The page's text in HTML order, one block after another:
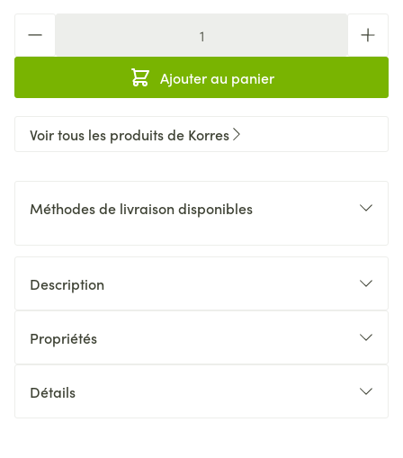
Ajouter au panier
Voir tous les produits de Korres
Méthodes de livraison disponibles
Description
Propriétés
Détails